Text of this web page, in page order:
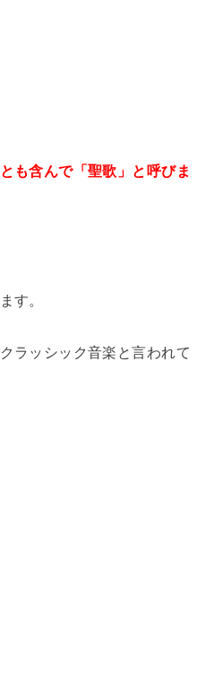
も含んで「聖歌」と呼びま
す。
ラッシック音楽と言われて